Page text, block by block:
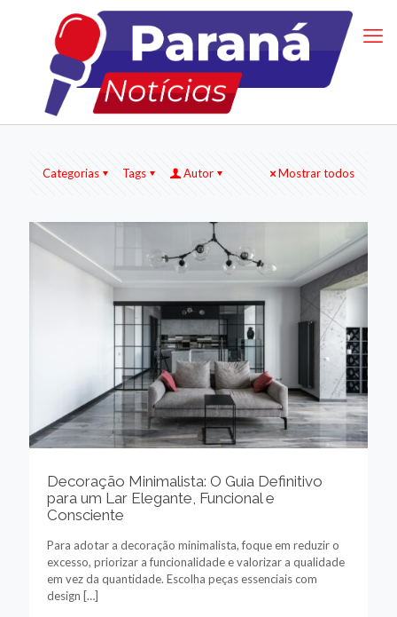
Categorias Tags Autor Mostrar todos
Decoração Minimalista: O Guia Definitivo
para um Lar Elegante, Funcional e
Consciente
Para adotar a decoração minimalista, foque em reduzir o
excesso, priorizar a funcionalidade e valorizar a qualidade
em vez da quantidade. Escolha peças essenciais com
design […]